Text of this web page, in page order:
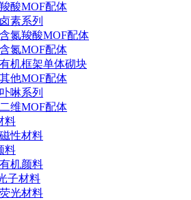
羧酸MOF配体
卤素系列
含氮羧酸MOF配体
含氮MOF配体
有机框架单体砌块
其他MOF配体
卟啉系列
二维MOF配体
料
磁性材料
料
有机颜料
子材料
荧光材料